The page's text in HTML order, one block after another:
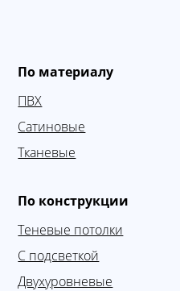
По материалу
ПВХ
Сатиновые
Тканевые
По конструкции
Теневые потолки
С подсветкой
Двухуровневые